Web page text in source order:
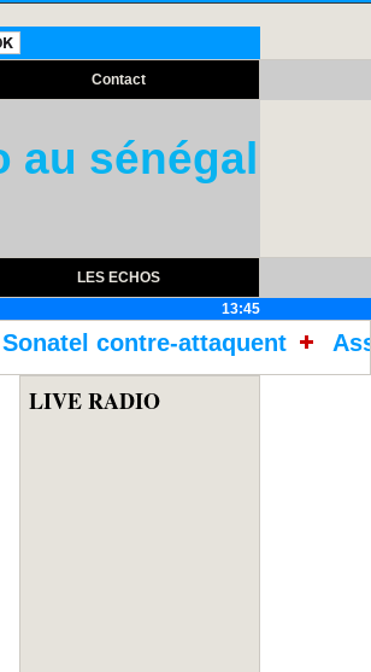
Contact
au sénégal
LES ECHOS
13:45
Assemblée nationale
LIVE RADIO